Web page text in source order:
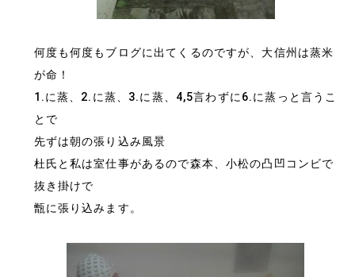
何度も何度もブログに出てくるのですが、大信州は蒸米
が命！
1.に蒸、2.に蒸、3.に蒸、4,5言わずに6.に蒸っと言うこ
とで
先ずは朝の張り込み風景
杜氏と私は室仕事があるので森本、小松の凸凹コンビで
抜き掛けで
甑に張り込みます。